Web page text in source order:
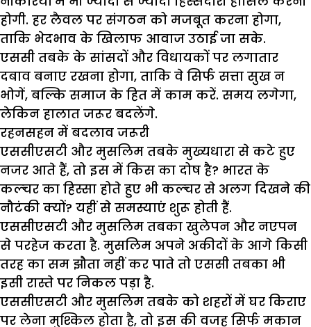
होगी. हर लैवल पर संगठन को मजबूत करना होगा,
ताकि भेदभाव के खिलाफ आवाज उठाई जा सके.
एससी तबके के सांसदों और विधायकों पर लगातार
दबाव बनाए रखना होगा, ताकि वे सिर्फ सत्ता सुख न
भोगें, बल्कि समाज के हित में काम करें. समय लगेगा,
लेकिन हालात जरूर बदलेंगे.
रहनसहन में बदलाव जरूरी
एससीएसटी और मुसलिम तबके मुख्यधारा से कटे हुए
नजर आते हैं, तो इस में किस का दोष है? भारत के
कल्चर का हिस्सा होते हुए भी कल्चर से अलग दिखने की
नौटंकी क्यों? यहीं से समस्याएं शुरू होती हैं.
एससीएसटी और मुसलिम तबका खुलेपन और नएपन
से परहेज करता है. मुसलिम अपने अकीदों के आगे किसी
तरह का सम झौता नहीं कर पाते तो एससी तबका भी
इसी रास्ते पर निकल पड़ा है.
एससीएसटी और मुसलिम तबके को शहरों में घर किराए
पर लेना मुश्किल होता है, तो इस की वजह सिर्फ मकान